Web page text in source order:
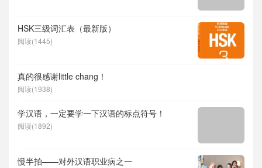
HSK三级词汇表（最新版）
阅读(1445)
真的很感谢little chang！
阅读(1938)
学汉语，一定要学一下汉语的标点符号！
阅读(1892)
慢半拍——对外汉语职业病之一